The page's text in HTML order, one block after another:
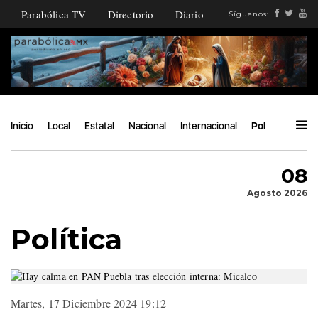
Parabólica TV Directorio Diario Síguenos:
Inicio Local Estatal Nacional Internacional Política
08
Agosto 2026
Política
Martes, 17 Diciembre 2024 19:12